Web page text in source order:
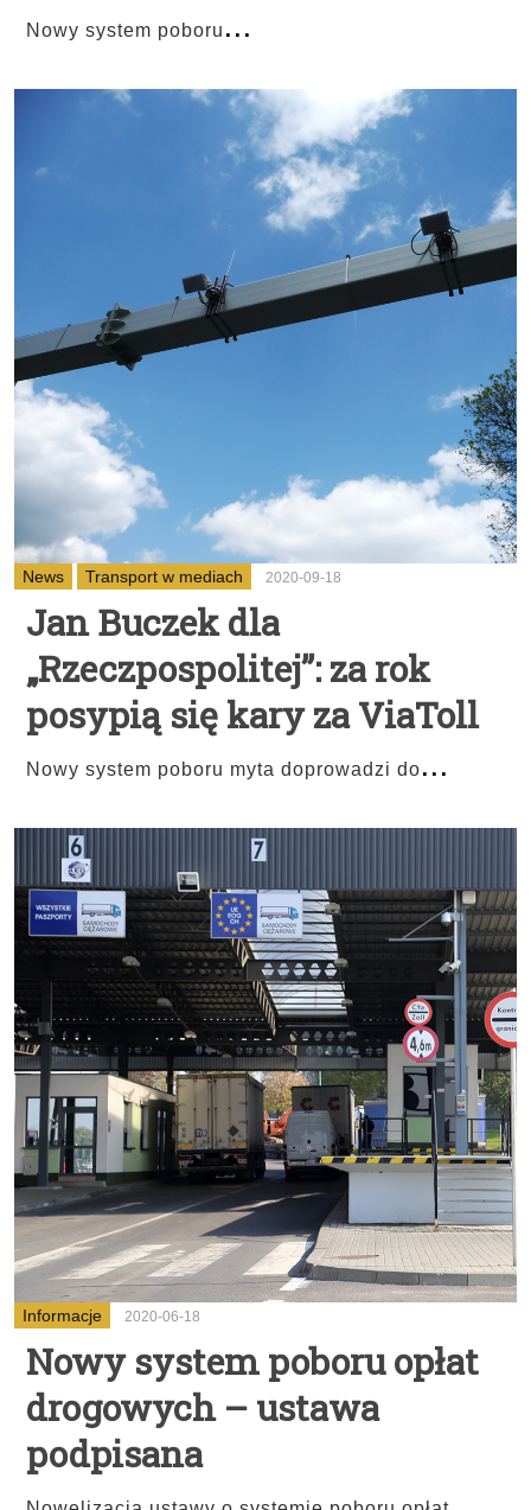
Nowy system poboru ...
News Transport w mediach 2020-09-18
Jan Buczek dla
„Rzeczpospolitej”: za rok
posypią się kary za ViaToll
Nowy system poboru myta doprowadzi do...
Informacje 2020-06-18
Nowy system poboru opłat
drogowych – ustawa
podpisana